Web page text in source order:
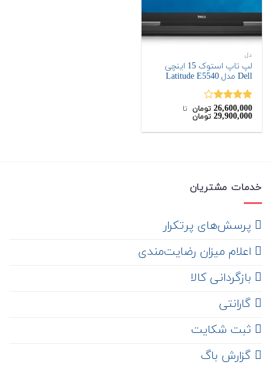
دل
لپ تاپ استوک 15 اینچی
Dell مدل Latitude E5540
نمره
4.00از 5
26,600,000 تومان ‌ تا ‌
29,900,000 تومان
خدمات مشتریان
‌ پرسش‌های پرتکرار
اعلام میزان رضایت‌مندی
‌ بازگردانی کالا
گارانتی
ثبت شکایت
‌ گزارش باگ